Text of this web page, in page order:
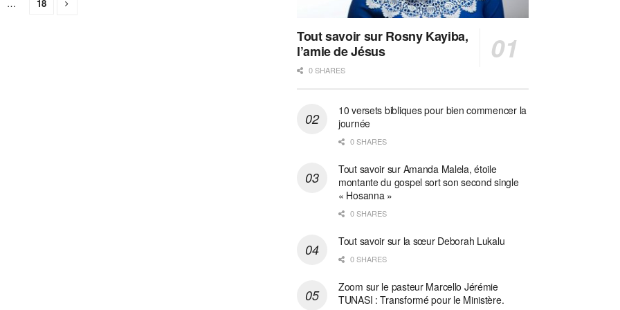
… 18
Tout savoir sur Rosny Kayiba,
l’amie de Jésus
0 SHARES
10 versets bibliques pour bien commencer la
journée
0 SHARES
Tout savoir sur Amanda Malela, étoile
montante du gospel sort son second single
« Hosanna »
0 SHARES
Tout savoir sur la sœur Deborah Lukalu
0 SHARES
Zoom sur le pasteur Marcello Jérémie
TUNASI : Transformé pour le Ministère.